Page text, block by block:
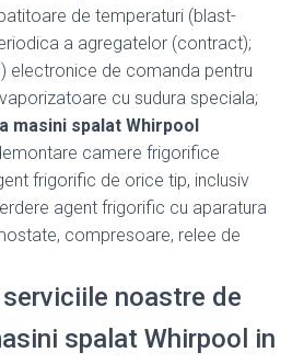
de temperaturi (blast-
a agregatelor (contract);
electronice de comanda pentru
cu sudura speciala;
masini spalat Whirpool
camere frigorifice
frigorific de orice tip, inclusiv
agent frigorific cu aparatura
compresoare, relee de
noastre de
spalat Whirpool in